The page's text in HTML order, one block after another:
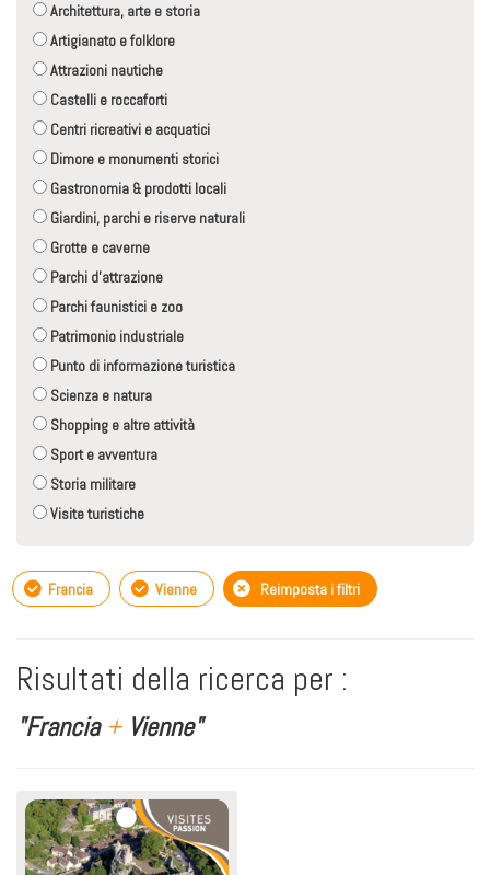
Architettura, arte e storia
Artigianato e folklore
Attrazioni nautiche
Castelli e roccaforti
Centri ricreativi e acquatici
Dimore e monumenti storici
Gastronomia & prodotti locali
Giardini, parchi e riserve naturali
Grotte e caverne
Parchi d'attrazione
Parchi faunistici e zoo
Patrimonio industriale
Punto di informazione turistica
Scienza e natura
Shopping e altre attività
Sport e avventura
Storia militare
Visite turistiche
Francia Vienne Reimposta i filtri
Risultati della ricerca per :
"Francia +Vienne"